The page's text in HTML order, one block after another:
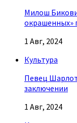
Милош
окрашенных»
1 Авг, 2024
Культура
Певец
заключении
1 Авг, 2024